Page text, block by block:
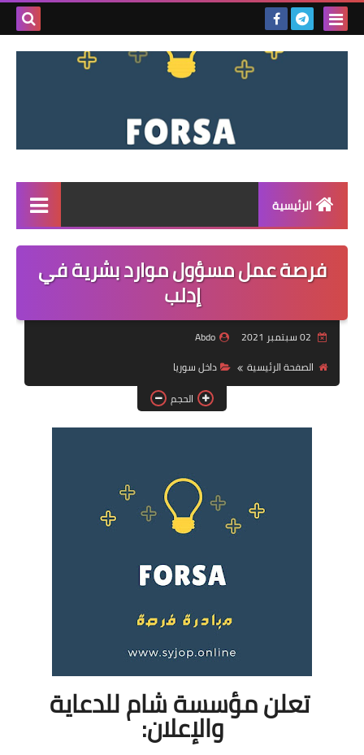
بحث
الرئيسية
القائمة
مناقصات
فرص عمل داخل سوريا
فرص عمل في العراق
فرص عمل في اليمن
دورات تدريبية
فرصة عمل مسؤول موارد بشرية في
إدلب
Abdo
الصفحة الرئيسية
داخل سوريا
الحجم
تعلن مؤسسة شام للدعاية
والإعلان: